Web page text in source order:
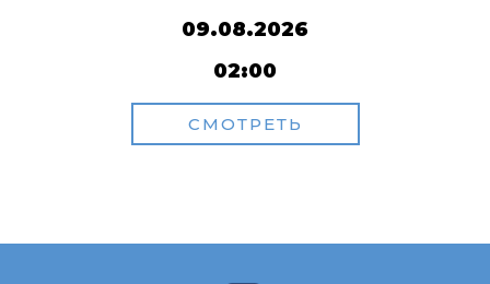
09.08.2026
02:00
СМОТРЕТЬ